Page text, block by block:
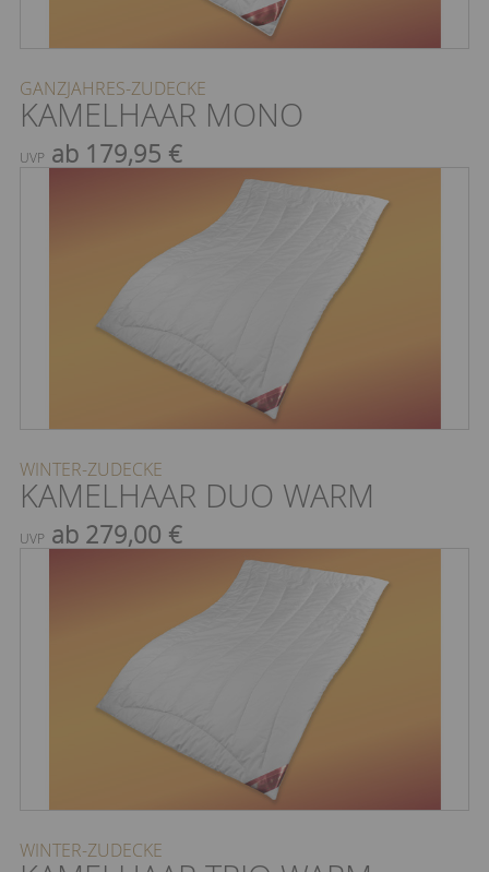
GANZJAHRES-ZUDECKE
KAMELHAAR MONO
UVP ab 179,95 €
WINTER-ZUDECKE
KAMELHAAR DUO WARM
UVP ab 279,00 €
WINTER-ZUDECKE